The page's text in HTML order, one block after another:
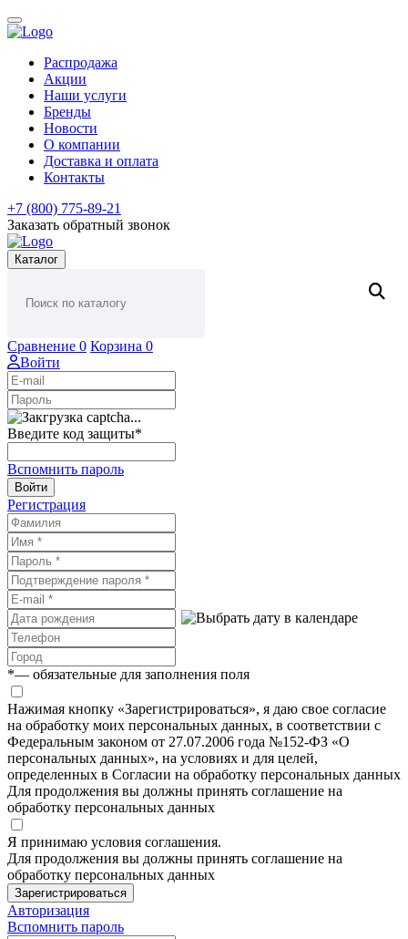
Распродажа
Акции
Наши услуги
Бренды
Новости
О компании
Доставка и оплата
Контакты
+7 (800) 775-89-21
Заказать обратный звонок
Каталог
Сравнение 0 Корзина 0
Войти
Введите код защиты*
Вспомнить пароль
Войти
Регистрация
*— обязательные для заполнения поля
Нажимая кнопку «Зарегистрироваться», я даю свое согласие
на обработку моих персональных данных, в соответствии с
Федеральным законом от 27.07.2006 года №152-ФЗ «О
персональных данных», на условиях и для целей,
определенных в Согласии на обработку персональных данных
Для продолжения вы должны принять соглашение на
обработку персональных данных
Я принимаю условия соглашения.
Для продолжения вы должны принять соглашение на
обработку персональных данных
Зарегистрироваться
Авторизация
Вспомнить пароль